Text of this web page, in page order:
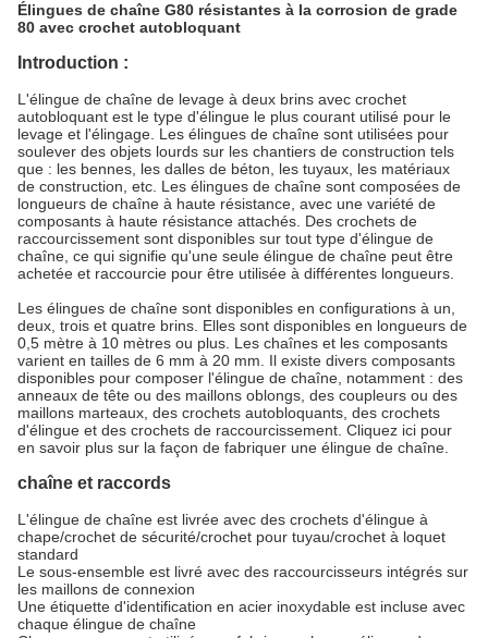
Élingues de chaîne G80 résistantes à la corrosion de grade
80 avec crochet autobloquant
Introduction :
L'élingue de chaîne de levage à deux brins avec crochet
autobloquant est le type d'élingue le plus courant utilisé pour le
levage et l'élingage. Les élingues de chaîne sont utilisées pour
soulever des objets lourds sur les chantiers de construction tels
que : les bennes, les dalles de béton, les tuyaux, les matériaux
de construction, etc. Les élingues de chaîne sont composées de
longueurs de chaîne à haute résistance, avec une variété de
composants à haute résistance attachés. Des crochets de
raccourcissement sont disponibles sur tout type d'élingue de
chaîne, ce qui signifie qu'une seule élingue de chaîne peut être
achetée et raccourcie pour être utilisée à différentes longueurs.
Les élingues de chaîne sont disponibles en configurations à un,
deux, trois et quatre brins. Elles sont disponibles en longueurs de
0,5 mètre à 10 mètres ou plus. Les chaînes et les composants
varient en tailles de 6 mm à 20 mm. Il existe divers composants
disponibles pour composer l'élingue de chaîne, notamment : des
anneaux de tête ou des maillons oblongs, des coupleurs ou des
maillons marteaux, des crochets autobloquants, des crochets
d'élingue et des crochets de raccourcissement. Cliquez ici pour
en savoir plus sur la façon de fabriquer une élingue de chaîne.
chaîne et raccords
L'élingue de chaîne est livrée avec des crochets d'élingue à
chape/crochet de sécurité/crochet pour tuyau/crochet à loquet
standard
Le sous-ensemble est livré avec des raccourcisseurs intégrés sur
les maillons de connexion
Une étiquette d'identification en acier inoxydable est incluse avec
chaque élingue de chaîne